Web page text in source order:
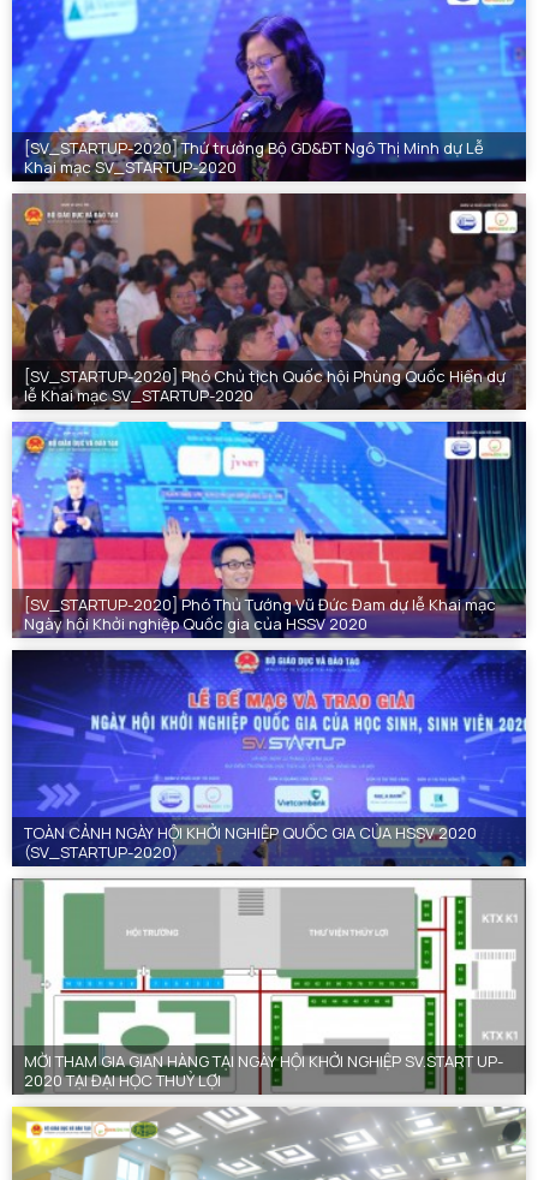
[SV_STARTUP-2020] Thứ trưởng Bộ GD&ĐT Ngô Thị Minh dự Lễ
Khai mạc SV_STARTUP-2020
[SV_STARTUP-2020] Phó Chủ tịch Quốc hội Phùng Quốc Hiển dự
lễ Khai mạc SV_STARTUP-2020
[SV_STARTUP-2020] Phó Thủ Tướng Vũ Đức Đam dự lễ Khai mạc
Ngày hội Khởi nghiệp Quốc gia của HSSV 2020
TOÀN CẢNH NGÀY HỘI KHỞI NGHIỆP QUỐC GIA CỦA HSSV 2020
(SV_STARTUP-2020)
MỜI THAM GIA GIAN HÀNG TẠI NGÀY HỘI KHỞI NGHIỆP SV.START UP-
2020 TẠI ĐẠI HỌC THUỶ LỢI